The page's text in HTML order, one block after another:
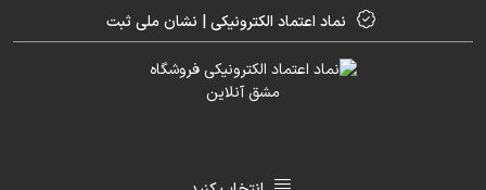
نماد اعتماد الکترونیکی | نشان ملی ثبت